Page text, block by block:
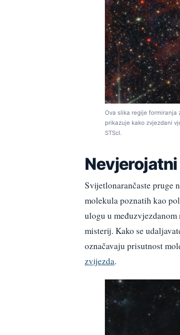
Ova slika regije formiranja
prikazuje kako zvjezdani
STScI.
Svijetlonarančaste pruge
molekula poznatih kao
ulogu u
misterij. Kako se
označavaju prisutnost
zvijezda.